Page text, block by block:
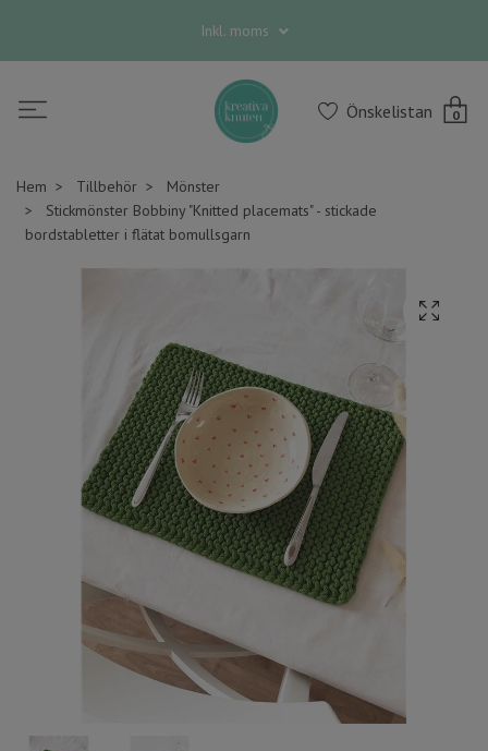
Inkl. moms
Önskelistan 0
Hem Tillbehör
Mönster
Stickmönster Bobbiny "Knitted placemats" - stickade
bordstabletter i flätat bomullsgarn